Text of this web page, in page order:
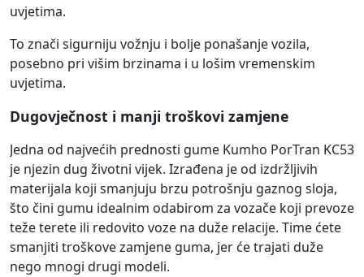
uvjetima.
To znači sigurniju vožnju i bolje ponašanje vozila,
posebno pri višim brzinama i u lošim vremenskim
uvjetima.
Dugovječnost i manji troškovi zamjene
Jedna od najvećih prednosti gume Kumho PorTran KC53
je njezin dug životni vijek. Izrađena je od izdržljivih
materijala koji smanjuju brzu potrošnju gaznog sloja,
što čini gumu idealnim odabirom za vozače koji prevoze
teže terete ili redovito voze na duže relacije. Time ćete
smanjiti troškove zamjene guma, jer će trajati duže
nego mnogi drugi modeli.